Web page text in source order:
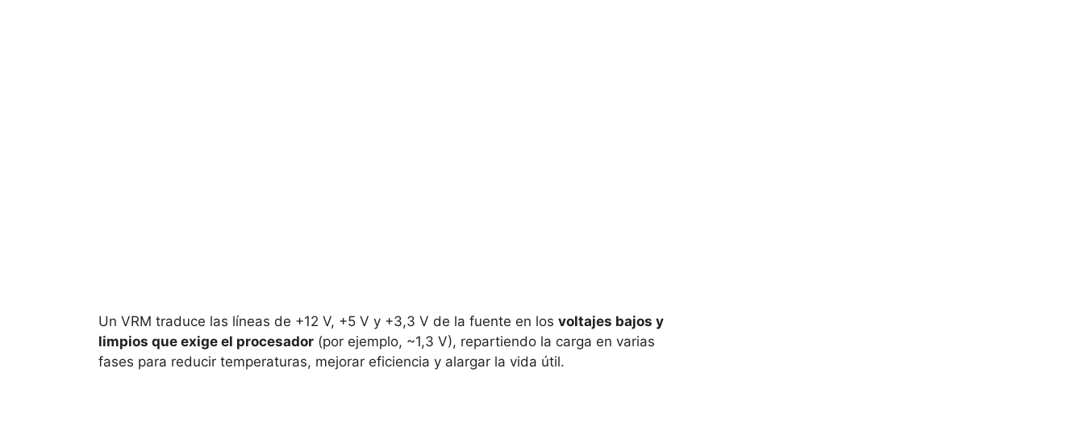
Un VRM traduce las líneas de +12 V, +5 V y +3,3 V de la fuente en los voltajes bajos y
limpios que exige el procesador (por ejemplo, ~1,3 V), repartiendo la carga en varias
fases para reducir temperaturas, mejorar eficiencia y alargar la vida útil.